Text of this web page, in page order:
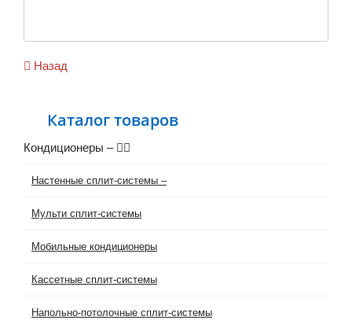
Каталог товаров
Кондиционеры –
Настенные сплит-системы –
Мульти сплит-системы
Мобильные кондиционеры
Кассетные сплит-системы
Напольно-потолочные сплит-системы
Назад